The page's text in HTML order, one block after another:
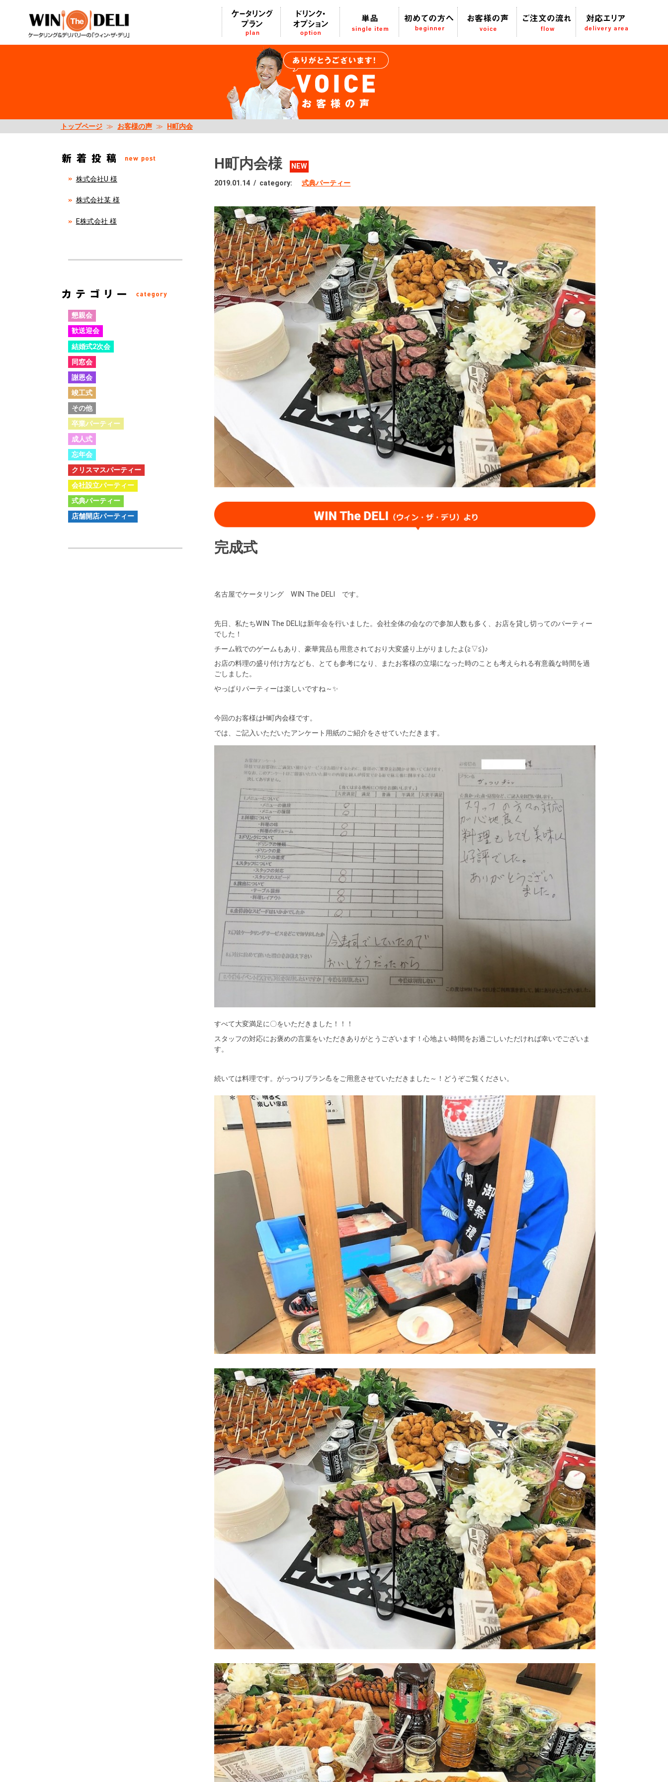
トップページ ≫ お客様の声 ≫ H町内会
H町内会様 NEW
2019.01.14 / category: 式典パーティー
完成式
名古屋でケータリング WIN The DELI です。
先日、私たちWIN The DELIは新年会を行いました。会社全体の会なので参加人数も多く、お店を貸し切ってのパーティー
でした！
チーム戦でのゲームもあり、豪華賞品も用意されており大変盛り上がりましたよ(≧▽≦)♪
お店の料理の盛り付け方なども、とても参考になり、またお客様の立場になった時のことも考えられる有意義な時間を過
ごしました。
やっぱりパーティーは楽しいですね～✨
今回のお客様はH町内会様です。
では、ご記入いただいたアンケート用紙のご紹介をさせていただきます。
すべて大変満足に〇をいただきました！！！
スタッフの対応にお褒めの言葉をいただきありがとうございます！心地よい時間をお過ごしいただければ幸いでございま
す。
続いては料理です。がっつりプラン💪をご用意させていただきました～！どうぞご覧ください。
株式会社U 様
株式会社某 様
E株式会社 様
懇親会
歓送迎会
結婚式2次会
同窓会
謝恩会
竣工式
その他
卒業パーティー
成人式
忘年会
クリスマスパーティー
会社設立パーティー
式典パーティー
店舗開店パーティー